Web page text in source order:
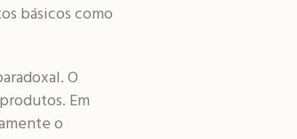
básicos como
O
Em
o